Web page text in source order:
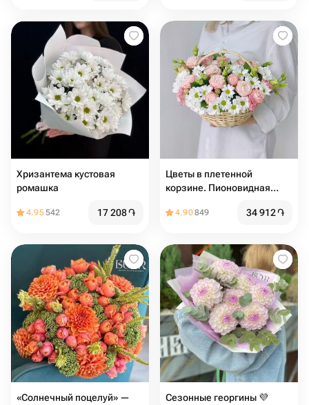
Хризантема кустовая
ромашка
4.95542 17 208֏
Цветы в плетенной
корзине. Пионовидная
бомбастик и хризантема
4.90849 34 912֏
«Солнечный поцелуй» —
Сезонные георгины 💜